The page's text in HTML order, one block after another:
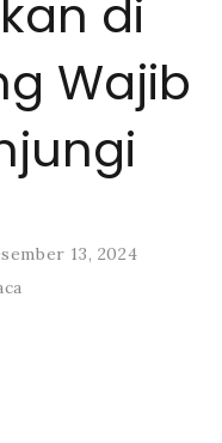
di
Wajib
13, 2024